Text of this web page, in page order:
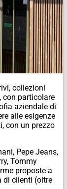
collezioni
con particolare
aziendale di
alle esigenze
con un prezzo
Pepe Jeans,
Tommy
proposte a
di clienti (oltre